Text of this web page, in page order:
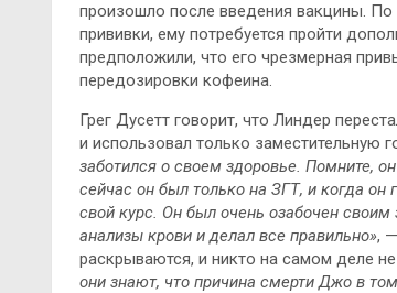
произошло после введения вакцины. По
прививки, ему потребуется пройти
предположили, что его чрезмерная
передозировки кофеина.
Грег Дусетт говорит, что Линдер
и использовал только заместительную
заботился о своем здоровье. Помните,
сейчас он был только на ЗГТ, и когда он
свой курс. Он был очень озабочен
анализы крови и делал все правильно»,
раскрываются, и никто на самом деле
они знают, что причина смерти Джо в